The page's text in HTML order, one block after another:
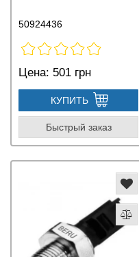
50924436
Цена: 501 грн
КУПИТЬ
Быстрый заказ